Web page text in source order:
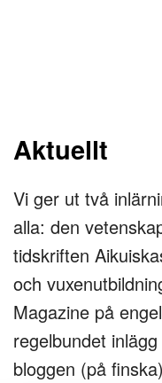
Aktuellt
Vi ger ut två
alla: den
tidskriften
och
Magazine på
regelbundet
bloggen (på